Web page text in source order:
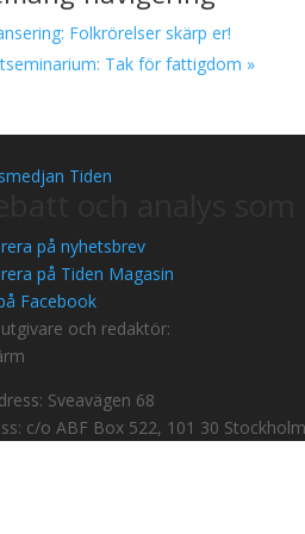
Folkrörelser skärp er!
Tak för fattigdom »
på nyhetsbrev
på Tiden Magasin
Facebook
och redaktör:
Sveavägen 68
c/o ABF Box 522, 101 30 Stockholm